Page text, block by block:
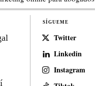
SÍGUEME
Twitter
Linkedin
Instagram